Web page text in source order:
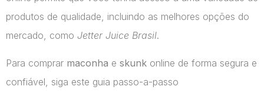
produtos de qualidade, incluindo as melhores opções do
mercado, como Jetter Juice Brasil.
Para comprar maconha e skunk online de forma segura e
confiável, siga este guia passo-a-passo